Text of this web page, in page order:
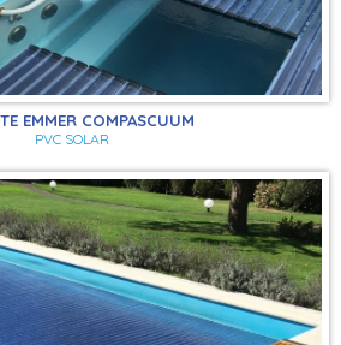
EMMER COMPASCUUM
PVC SOLAR